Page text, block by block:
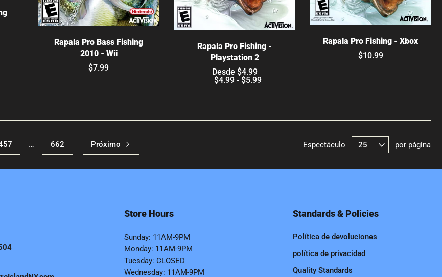
Rapala Pro Bass Fishing
2010 - Wii
$7.99
Rapala Pro Fishing -
Playstation 2
Desde $4.99
$4.99 - $5.99
Rapala Pro Fishing - Xbox
$10.99
… 662 Próximo Espectáculo por página
Store Hours
Sunday: 11AM-9PM
Monday: 11AM-9PM
Tuesday: CLOSED
Wednesday: 11AM-9PM
Standards & Policies
Política de devoluciones
política de privacidad
Quality Standards